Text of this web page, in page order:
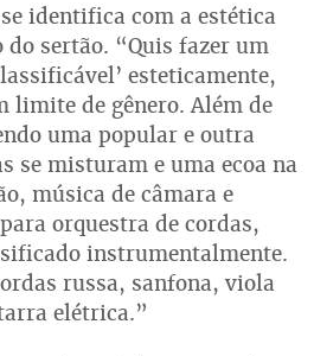
identifica com a estética
sertão. “Quis fazer um
esteticamente,
limite de gênero. Além de
uma popular e outra
se misturam e uma ecoa na
música de câmara e
orquestra de cordas,
instrumentalmente.
russa, sanfona, viola
elétrica.”